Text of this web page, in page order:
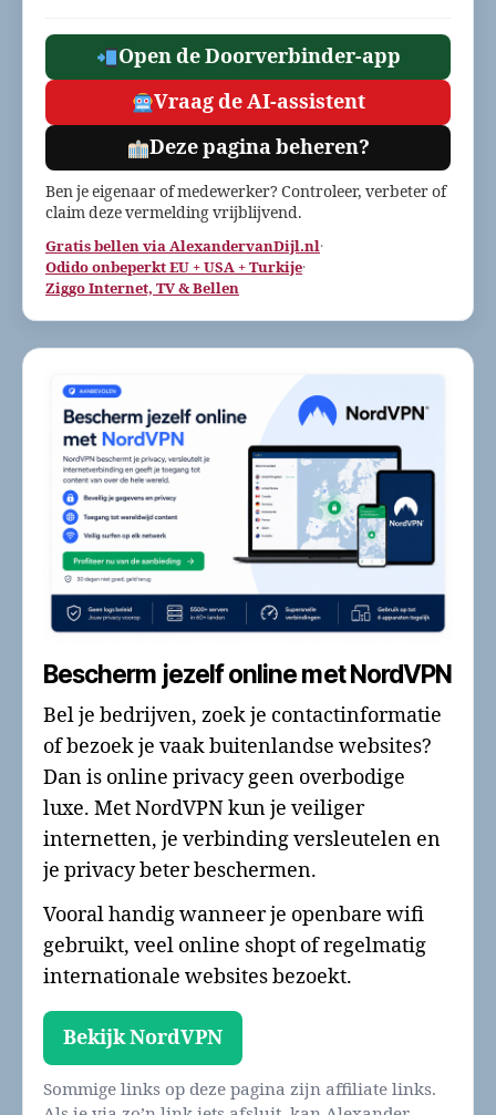
Open de Doorverbinder-app
Vraag de AI-assistent
Deze pagina beheren?
Ben je eigenaar of medewerker? Controleer, verbeter of
claim deze vermelding vrijblijvend.
Gratis bellen via AlexandervanDijl.nl·
Odido onbeperkt EU + USA + Turkije·
Ziggo Internet, TV & Bellen
Bescherm jezelf online met NordVPN
Bel je bedrijven, zoek je contactinformatie
of bezoek je vaak buitenlandse websites?
Dan is online privacy geen overbodige
luxe. Met NordVPN kun je veiliger
internetten, je verbinding versleutelen en
je privacy beter beschermen.
Vooral handig wanneer je openbare wifi
gebruikt, veel online shopt of regelmatig
internationale websites bezoekt.
Bekijk NordVPN
Sommige links op deze pagina zijn affiliate links.